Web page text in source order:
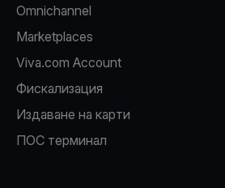
Omnichannel
Marketplaces
Viva.com Account
Фискализация
Издаване на карти
ПОС терминал